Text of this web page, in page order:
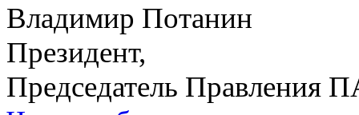
Владимир Потанин
Президент,
Председатель Правления